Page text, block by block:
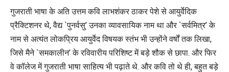
गुजराती भाषा के अति उत्तम कवि लाभशंकर ठाकर पेशे से आयुर्वेदिक
प्रैक्टिशनर थे, वैद्य `पुनर्वसु’ उनका व्यावसायिक नाम था और `सर्वमित्र’ के
नाम से अत्यंत लोकप्रिय आयुर्वेद विषयक स्तंभ भी उन्होंने वर्षों तक लिखा,
जिसे मैने `समकालीन’ के रविवारीय परिशिष्ट में बड़े शौक से छापा. और फिर
वे कॉलेज में गुजराती भाषा साहित्य भी पढ़ाते थे. और कवि तो थे ही, बहुत बड़े